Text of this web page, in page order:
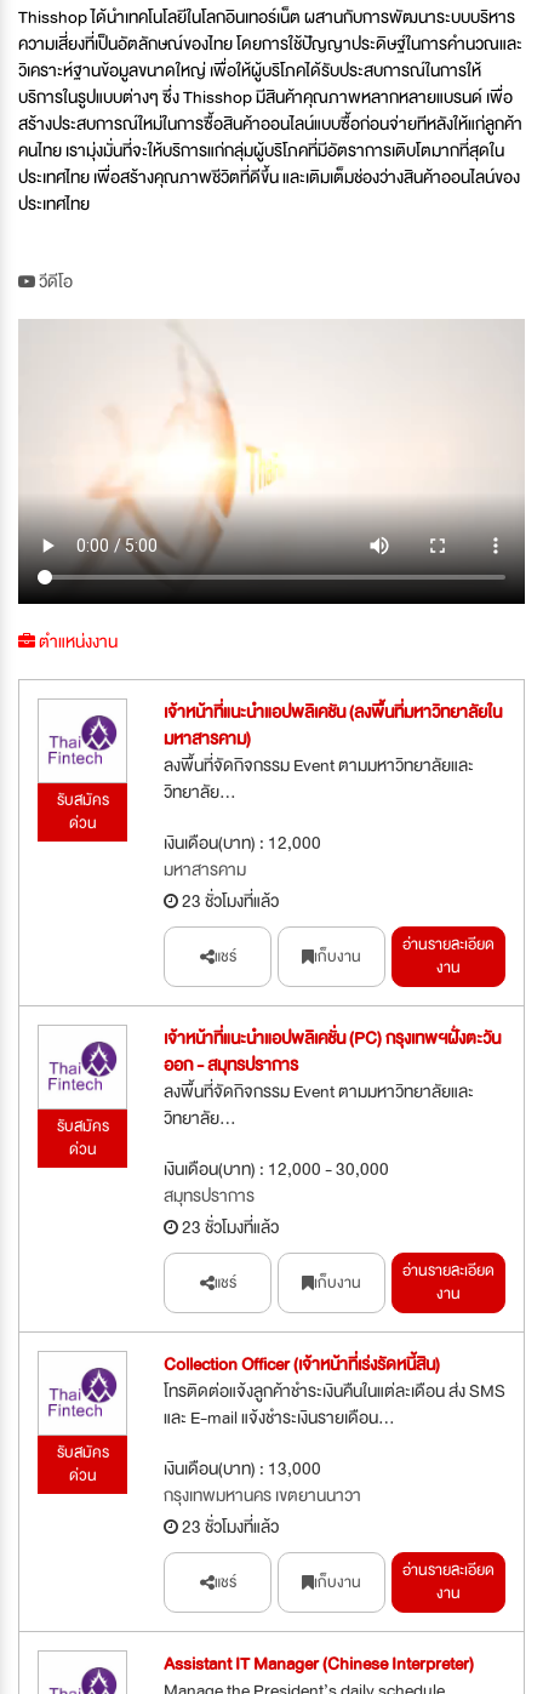
Thisshop ได้นำเทคโนโลยีในโลกอินเทอร์เน็ต ผสานกับการพัฒนาระบบบริหาร
ความเสี่ยงที่เป็นอัตลักษณ์ของไทย โดยการใช้ปัญญาประดิษฐ์ในการคำนวณและ
วิเคราะห์ฐานข้อมูลขนาดใหญ่ เพื่อให้ผู้บริโภคได้รับประสบการณ์ในการให้
บริการในรูปแบบต่างๆ ซึ่ง Thisshop มีสินค้าคุณภาพหลากหลายแบรนด์ เพื่อ
สร้างประสบการณ์ใหม่ในการซื้อสินค้าออนไลน์แบบซื้อก่อนจ่ายทีหลังให้แก่ลูกค้า
คนไทย เรามุ่งมั่นที่จะให้บริการแก่กลุ่มผู้บริโภคที่มีอัตราการเติบโตมากที่สุดใน
ประเทศไทย เพื่อสร้างคุณภาพชีวิตที่ดีขึ้น และเติมเต็มช่องว่างสินค้าออนไลน์ของ
ประเทศไทย
วีดีโอ
ตำแหน่งงาน
รับสมัคร
ด่วน
เจ้าหน้าที่แนะนำแอปพลิเคชัน (ลงพื้นที่มหาวิทยาลัยใน
มหาสารคาม)
ลงพื้นที่จัดกิจกรรม Event ตามมหาวิทยาลัยและ
วิทยาลัย...
เงินเดือน(บาท) : 12,000
มหาสารคาม
23 ชั่วโมงที่แล้ว
แชร์ เก็บงาน
อ่านรายละเอียด
งาน
รับสมัคร
ด่วน
เจ้าหน้าที่แนะนำแอปพลิเคชั่น (PC) กรุงเทพฯฝั่งตะวัน
ออก - สมุทรปราการ
ลงพื้นที่จัดกิจกรรม Event ตามมหาวิทยาลัยและ
วิทยาลัย...
เงินเดือน(บาท) : 12,000 - 30,000
สมุทรปราการ
23 ชั่วโมงที่แล้ว
แชร์ เก็บงาน
อ่านรายละเอียด
งาน
รับสมัคร
ด่วน
Collection Officer (เจ้าหน้าที่เร่งรัดหนี้สิน)
โทรติดต่อแจ้งลูกค้าชำระเงินคืนในแต่ละเดือน ส่ง SMS
และ E-mail แจ้งชำระเงินรายเดือน...
เงินเดือน(บาท) : 13,000
กรุงเทพมหานคร เขตยานนาวา
23 ชั่วโมงที่แล้ว
แชร์ เก็บงาน
อ่านรายละเอียด
งาน
Assistant IT Manager (Chinese Interpreter)